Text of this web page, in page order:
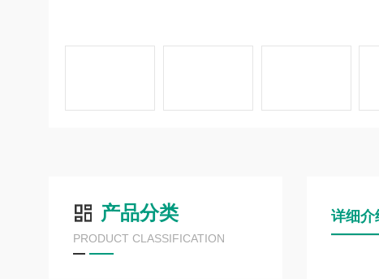
产品分类
PRODUCT CLASSIFICATION
详细介